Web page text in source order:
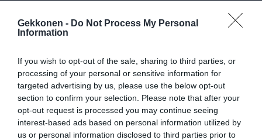
Gekkonen - Do Not Process My Personal
Information
If you wish to opt-out of the sale, sharing to third parties, or
processing of your personal or sensitive information for
targeted advertising by us, please use the below opt-out
section to confirm your selection. Please note that after your
opt-out request is processed you may continue seeing
interest-based ads based on personal information utilized by
us or personal information disclosed to third parties prior to